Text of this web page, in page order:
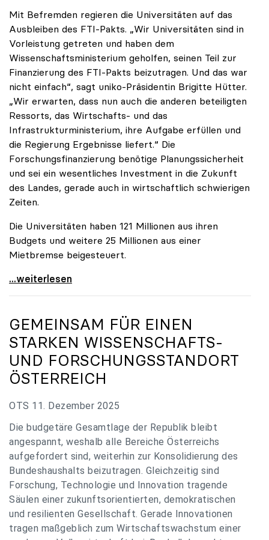
Mit Befremden regieren die Universitäten auf das
Ausbleiben des FTI-Pakts. „Wir Universitäten sind in
Vorleistung getreten und haben dem
Wissenschaftsministerium geholfen, seinen Teil zur
Finanzierung des FTI-Pakts beizutragen. Und das war
nicht einfach“, sagt uniko-Präsidentin Brigitte Hütter.
„Wir erwarten, dass nun auch die anderen beteiligten
Ressorts, das Wirtschafts- und das
Infrastrukturministerium, ihre Aufgabe erfüllen und
die Regierung Ergebnisse liefert.“ Die
Forschungsfinanzierung benötige Planungssicherheit
und sei ein wesentliches Investment in die Zukunft
des Landes, gerade auch in wirtschaftlich schwierigen
Zeiten.
Die Universitäten haben 121 Millionen aus ihren
Budgets und weitere 25 Millionen aus einer
Mietbremse beigesteuert.
„Verzögerung unverständlich“: Universitäten
...weiterlesen
GEMEINSAM FÜR EINEN
STARKEN WISSENSCHAFTS-
UND FORSCHUNGSSTANDORT
ÖSTERREICH
OTS 11. Dezember 2025
Die budgetäre Gesamtlage der Republik bleibt
angespannt, weshalb alle Bereiche Österreichs
aufgefordert sind, weiterhin zur Konsolidierung des
Bundeshaushalts beizutragen. Gleichzeitig sind
Forschung, Technologie und Innovation tragende
Säulen einer zukunftsorientierten, demokratischen
und resilienten Gesellschaft. Gerade Innovationen
tragen maßgeblich zum Wirtschaftswachstum einer